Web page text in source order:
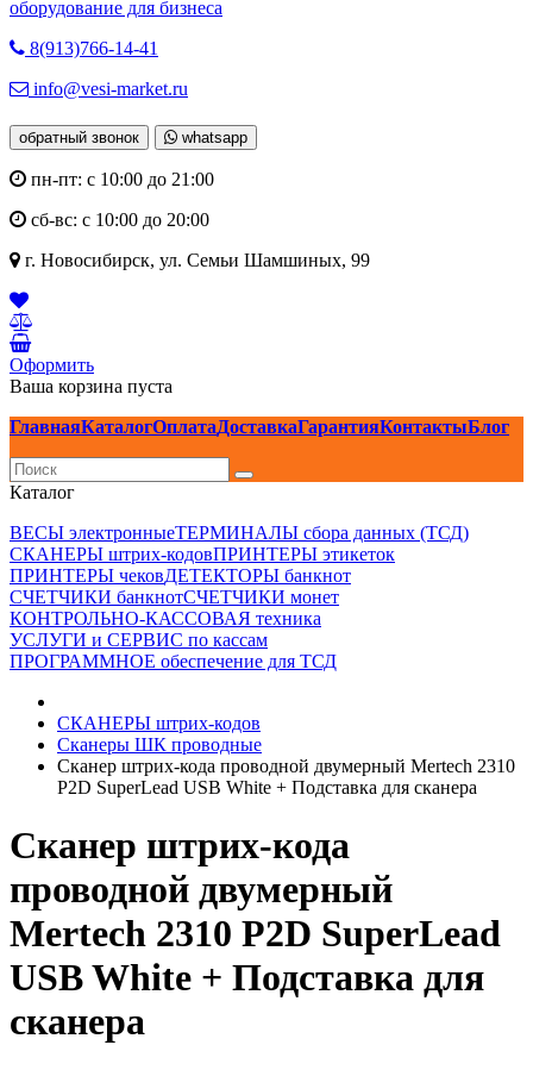
8(913)766-14-41
info@vesi-market.ru
обратный звонок whatsapp
пн-пт: с 10:00 до 21:00
сб-вс: с 10:00 до 20:00
г. Новосибирск, ул. Семьи Шамшиных, 99
Оформить
Ваша корзина пуста
ГлавнаяКаталогОплатаДоставкаГарантияКонтактыБлог
Каталог
ВЕСЫ электронныеТЕРМИНАЛЫ сбора данных (ТСД)
СКАНЕРЫ штрих-кодовПРИНТЕРЫ этикеток
ПРИНТЕРЫ чековДЕТЕКТОРЫ банкнот
СЧЕТЧИКИ банкнотСЧЕТЧИКИ монет
КОНТРОЛЬНО-КАССОВАЯ техника
УСЛУГИ и СЕРВИС по кассам
ПРОГРАММНОЕ обеспечение для ТСД
СКАНЕРЫ штрих-кодов
Сканеры ШК проводные
Сканер штрих-кода проводной двумерный Mertech 2310
P2D SuperLead USB White + Подставка для сканера
Сканер штрих-кода
проводной двумерный
Mertech 2310 P2D SuperLead
USB White + Подставка для
сканера